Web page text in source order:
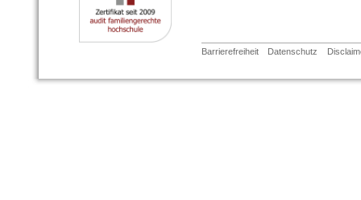
Barrierefreiheit Datenschutz